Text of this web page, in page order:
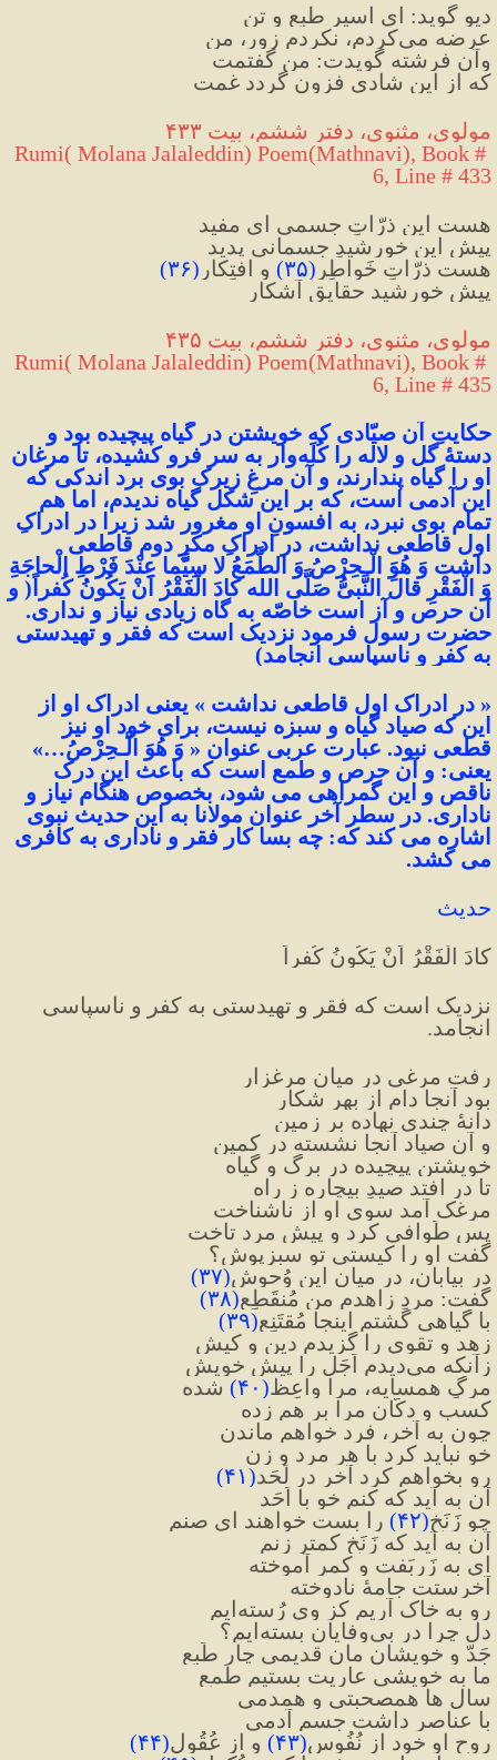
دیو گوید: ای اسیرِ طبع و تن
عرضه می‌کردم، نکردم زور، من
وآن فرشته گویدت: من گفتمت
که از این شادی فزون گردد غمت
مولوی، مثنوی، دفتر ششم، بیت ۴۳۳
Rumi( Molana Jalaleddin) Poem(Mathnavi), Book #
6, Line # 433
هست این ذرّاتِ جسمی ای مفید
پیشِ این خورشیدِ جسمانی پدید
هست ذرّاتِ خَواطِر (۳۵) و افتِکار (۳۶)
پیشِ خورشید حقایق آشکار
مولوی، مثنوی، دفتر ششم، بیت ۴۳۵
Rumi( Molana Jalaleddin) Poem(Mathnavi), Book #
6, Line # 435
داشت
به کفر و ناسپاسی انجامد)
می کشد.
حديث
کادَ الْفَقْرُ اَنْ يَكُونُ كُفراً
انجامد.
رفت مرغی در میانِ مرغزار
بود آنجا دام از بهرِ شکار
دانهٔ چندی نهاده بر زمین
و آن صیاد آنجا نشسته در کمین
خویشتن پیچیده در برگ و گیاه
تا در افتد صیدِ بیچاره ز راه
مرغک آمد سوی او از ناشناخت
پس طَوافی کرد و پیشِ مرد تاخت
گفت او را کیستی تو سبزپوش؟
در بیابان، در میانِ این وُحوش(۳۷)
گفت: مردِ زاهدم من مُنقَطِع(۳۸)
با گیاهی گشتم اینجا مُقتَنِع(۳۹)
زهد و تقوی را گزیدم دین و کیش
زآنکه می‌دیدم اَجَل را پیشِ خویش
مرگِ همسایه، مرا واعِظ(۴۰) شده
کسب و دکّانِ مرا بر هم زده
چون به آخر، فرد خواهم ماندن
خو نباید کرد با هر مرد و زن
رو بخواهم کرد آخر در لَحَد(۴۱)
آن به آید که کنم خو با اَحَد
چو زَنَخ(۴۲) را بست خواهند ای صنم
آن به آید که زَنَخ کمتر زنم
ای به زَربَفت و کمر آموخته
آخرستت جامهٔ نادوخته
رو به خاک آریم کز وی رُسته‌ایم
دل چرا در بی‌وفایان بسته‌ایم؟
جَدّ و خویشان مان قدیمی چار طَبع
ما به خویشی عاریت بستیم طَمع
سال ها همصحبتی و همدمی
با عناصر داشت جسمِ آدمی
روحِ او خود از نُفُوس(۴۳) و از عُقُول(۴۴)